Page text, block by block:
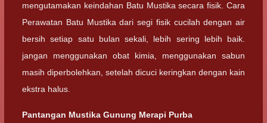
mengutamakan keindahan Batu Mustika secara fisik. Cara
Perawatan Batu Mustika dari segi fisik cucilah dengan air
bersih setiap satu bulan sekali, lebih sering lebih baik.
jangan menggunakan obat kimia, menggunakan sabun
masih diperbolehkan, setelah dicuci keringkan dengan kain
ekstra halus.
Pantangan Mustika Gunung Merapi Purba